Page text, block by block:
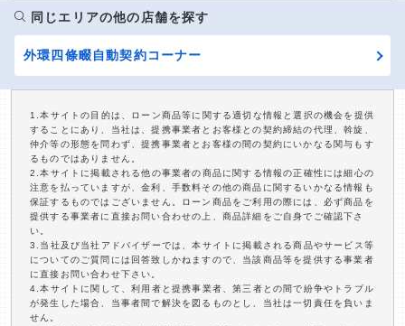
同じエリアの他の店舗を探す
外環四條畷自動契約コーナー
1.本サイトの目的は、ローン商品等に関する適切な情報と選択の機会を提供
することにあり、当社は、提携事業者とお客様との契約締結の代理、斡旋、
仲介等の形態を問わず、提携事業者とお客様の間の契約にいかなる関与もす
るものではありません。
2.本サイトに掲載される他の事業者の商品に関する情報の正確性には細心の
注意を払っていますが、金利、手数料その他の商品に関するいかなる情報も
保証するものではございません。ローン商品をご利用の際には、必ず商品を
提供する事業者に直接お問い合わせの上、商品詳細をご自身でご確認下さ
い。
3.当社及び当社アドバイザーでは、本サイトに掲載される商品やサービス等
についてのご質問には回答致しかねますので、当該商品等を提供する事業者
に直接お問い合わせ下さい。
4.本サイトに関して、利用者と提携事業者、第三者との間で紛争やトラブル
が発生した場合、当事者間で解決を図るものとし、当社は一切責任を負いま
せん。